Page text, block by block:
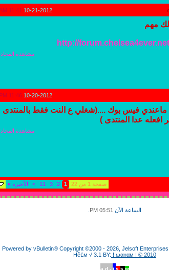
10-21-2012
11:41 AM
مهم
http://
مشاهدة
10-20-2012
11:46 PM
ماعندي فيس بوك ....(شغلي ع النت فقط بالمنتدى
عدا المنتدى )
مشاهدة
صفحة 1 من 22 1
2
3
11
> الأخيرة »
الساعة الآن 05:51 PM
Powered by vBulletin® Copyright ©2000 - 2026, Jelsoft Enterprises
HêĽм √ 3.1 BY: ! ωαнαм ! © 2010
a.d - i. s. s. w